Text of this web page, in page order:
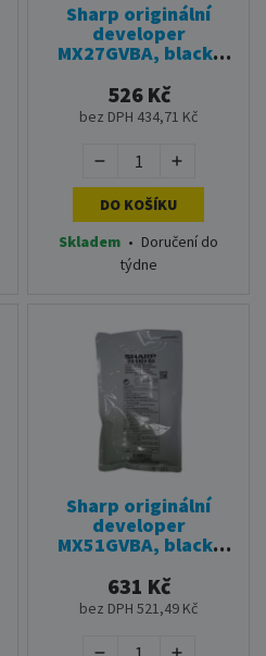
Sharp originální
developer
MX27GVBA, black,
MX-2300N, 2700N,
3500N, 3501N, 4500,
4500N, 4501N
526 Kč
bez DPH 434,71 Kč
DO KOŠÍKU
Skladem • Doručení do
týdne
Sharp originální
developer
MX51GVBA, black,
MX4112N,
MX4112NSF,
MX5112N,
MX5112NSF
631 Kč
bez DPH 521,49 Kč